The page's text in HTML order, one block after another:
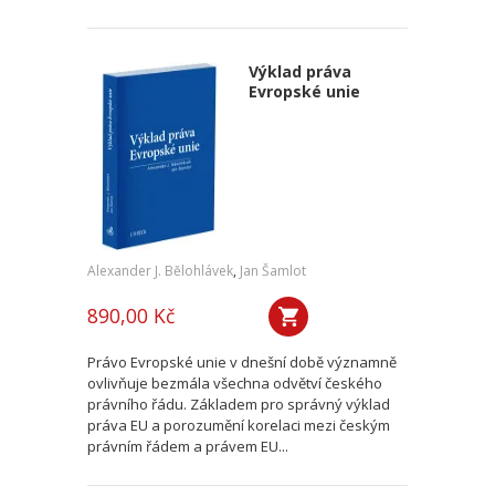
Výklad práva
Evropské unie
Alexander J. Bělohlávek, Jan Šamlot
890,00 Kč
Právo Evropské unie v dnešní době významně
ovlivňuje bezmála všechna odvětví českého
právního řádu. Základem pro správný výklad
práva EU a porozumění korelaci mezi českým
právním řádem a právem EU...